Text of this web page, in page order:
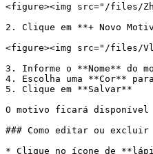
<figure><img src="/files/
2. Clique em **+ Novo
<figure><img src="/files/
3. Informe o **Nome** do
4. Escolha uma **Cor**
5. Clique em **Salvar**
O motivo ficará disponível
### Como editar ou excluir
* Clique no ícone de